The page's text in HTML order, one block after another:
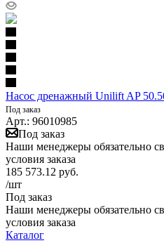
Насос дренажный Unilift AP
Под заказ
Арт.: 96010985
Под заказ
Наши менеджеры обязательно
условия заказа
185 573.12 руб.
/шт
Под заказ
Наши менеджеры обязательно
условия заказа
Каталог